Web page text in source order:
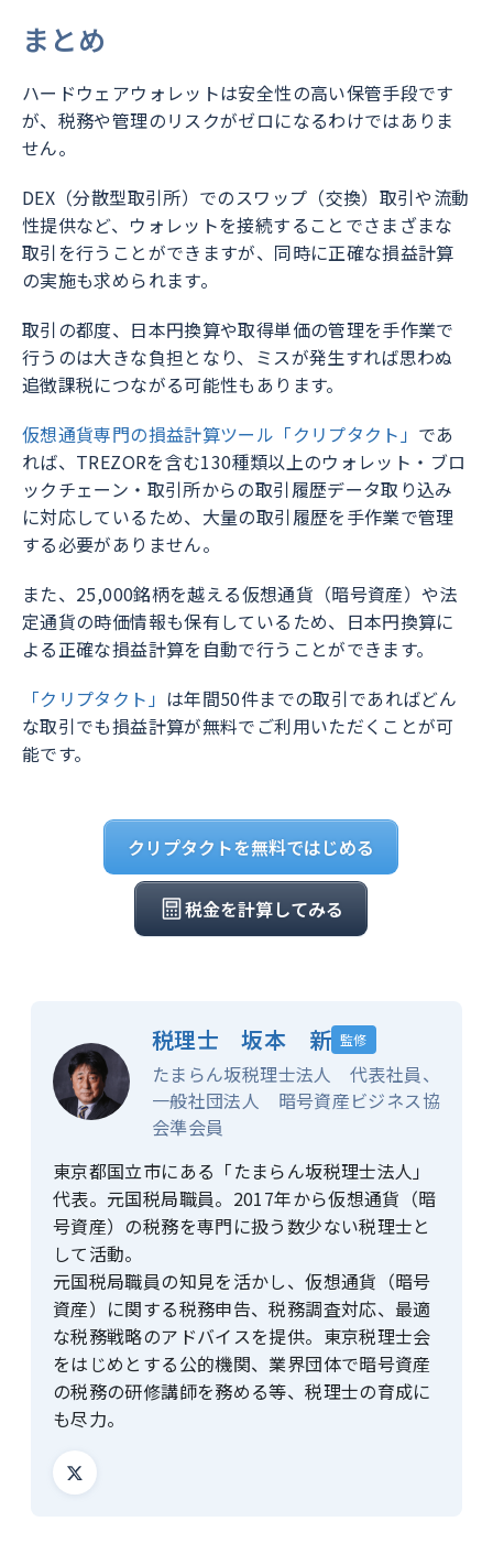
まとめ
ハードウェアウォレットは安全性の高い保管手段です
が、税務や管理のリスクがゼロになるわけではありま
せん。
DEX（分散型取引所）でのスワップ（交換）取引や流動
性提供など、ウォレットを接続することでさまざまな
取引を行うことができますが、同時に正確な損益計算
の実施も求められます。
取引の都度、日本円換算や取得単価の管理を手作業で
行うのは大きな負担となり、ミスが発生すれば思わぬ
追徴課税につながる可能性もあります。
仮想通貨専門の損益計算ツール「クリプタクト」 であ
れば、TREZORを含む130種類以上のウォレット・ブロ
ックチェーン・取引所からの取引履歴データ取り込み
に対応しているため、大量の取引履歴を手作業で管理
する必要がありません。
また、25,000銘柄を越える仮想通貨（暗号資産）や法
定通貨の時価情報も保有しているため、日本円換算に
よる正確な損益計算を自動で行うことができます。
「クリプタクト」 は年間50件までの取引であればどん
な取引でも損益計算が無料でご利用いただくことが可
能です。
クリプタクトを無料ではじめる
税金を計算してみる
税理士 坂本 新 監修
たまらん坂税理士法人 代表社員、
一般社団法人 暗号資産ビジネス協
会準会員
東京都国立市にある「たまらん坂税理士法人」
代表。元国税局職員。2017年から仮想通貨（暗
号資産）の税務を専門に扱う数少ない税理士と
して活動。
元国税局職員の知見を活かし、仮想通貨（暗号
資産）に関する税務申告、税務調査対応、最適
な税務戦略のアドバイスを提供。東京税理士会
をはじめとする公的機関、業界団体で暗号資産
の税務の研修講師を務める等、税理士の育成に
も尽力。